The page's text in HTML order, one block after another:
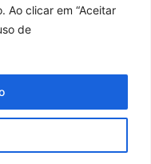
Ao clicar em “Aceitar
de